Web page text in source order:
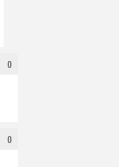
0
0